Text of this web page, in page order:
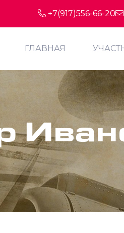
+7(917)556-66-20
ГЛАВНАЯ